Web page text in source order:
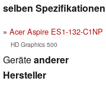
selben Spezifikationen
Acer Aspire ES1-132-C1NP
HD Graphics 500
Geräteanderer
Hersteller